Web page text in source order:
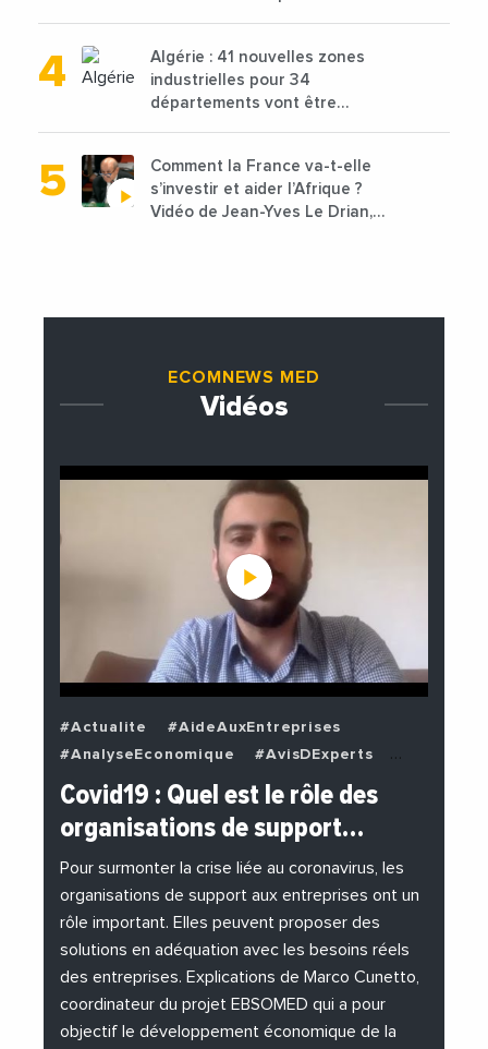
Algérie : 41 nouvelles zones
industrielles pour 34
départements vont être
Comment la France va-t-elle
s’investir et aider l’Afrique ?
Vidéo de Jean-Yves Le Drian,
ECOMNEWS MED
Vidéos
#Actualite
#AideAuxEntreprises
#AnalyseEconomique
#AvisDExperts
#BuzzNews
#Decideurs
#EchangesMediterraneens
#EnDirectDe
#Entreprises
#Institutions
#PhotosEtVideos
Covid19 : Quel est le rôle des
organisations de support…
Pour surmonter la crise liée au coronavirus, les
organisations de support aux entreprises ont un
rôle important. Elles peuvent proposer des
solutions en adéquation avec les besoins réels
des entreprises. Explications de Marco Cunetto,
coordinateur du projet EBSOMED qui a pour
objectif le développement économique de la